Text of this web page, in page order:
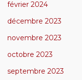
février 2024
décembre 2023
novembre 2023
octobre 2023
septembre 2023